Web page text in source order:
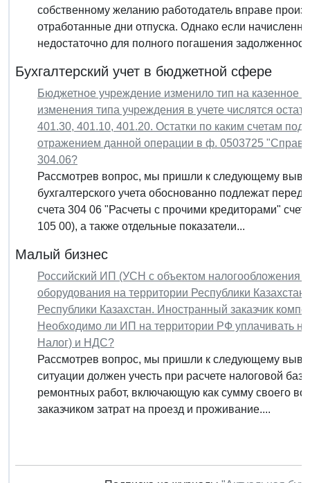
собственному желанию работодатель вправе
отработанные дни отпуска. Однако если
недостаточно для полного погашения
Бухгалтерский учет в бюджетной сфере
Бюджетное учреждение изменило тип на казенное
изменения типа учреждения в учете числятся
401.30, 401.10, 401.20. Остатки по каким счетам
отражением данной операции в ф. 0503725
304.06?
Рассмотрев вопрос, мы пришли к следующему
бухгалтерского учета обоснованно подлежат
счета 304 06 "Расчеты с прочими кредиторами"
105 00), а также отдельные показатели...
Малый бизнес
Российский ИП (УСН с объектом налогообложения -
оборудования на территории Республики
Республики Казахстан. Иностранный заказчик
Необходимо ли ИП на территории РФ уплачивать
Налог) и НДС?
Рассмотрев вопрос, мы пришли к следующему
ситуации должен учесть при расчете налоговой
ремонтных работ, включающую как сумму своего
заказчиком затрат на проезд и проживание....